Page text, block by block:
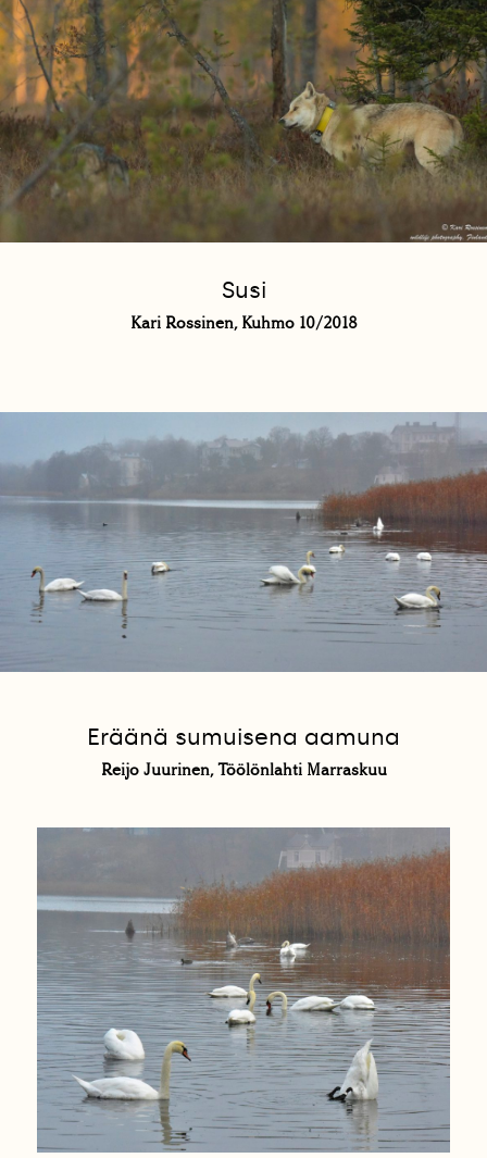
Susi
Kari Rossinen, Kuhmo 10/2018
Eräänä sumuisena aamuna
Reijo Juurinen, Töölönlahti Marraskuu